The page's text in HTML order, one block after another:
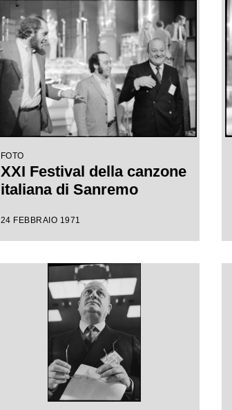
FOTO
XXI Festival della canzone
italiana di Sanremo
24 FEBBRAIO 1971